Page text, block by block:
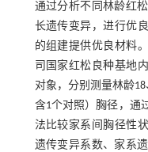
通过分析不同林龄红
长遗传变异，进行优
的组建提供优良材料
司国家红松良种基地
对象，分别测量林龄
含1个对照）胸径，通
法比较家系间胸径性
遗传变异系数、家系